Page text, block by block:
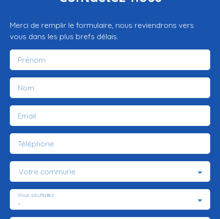
Merci de remplir le formulaire, nous reviendrons vers
vous dans les plus brefs délais.
Prénom
Nom
Email
Téléphone
Votre commune
-
Vous souhaitez